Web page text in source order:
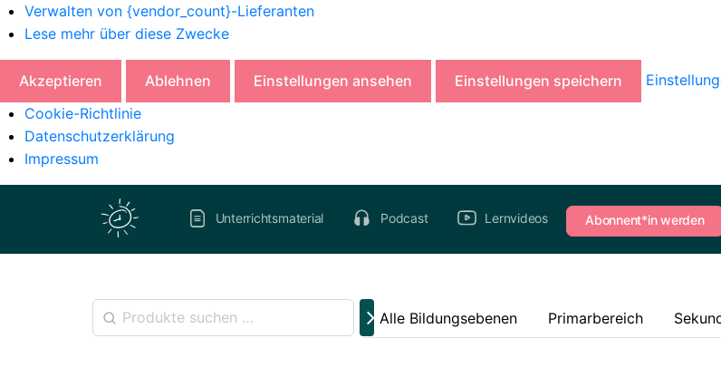
Verwalten von {vendor_count}-Lieferanten
Lese mehr über diese Zwecke
Akzeptieren Ablehnen Einstellungen ansehen Einstellungen speichern
Cookie-Richtlinie
Datenschutzerklärung
Impressum
Unterrichtsmaterial Podcast Lernvideos Abonnent*in werden
Alle Bildungsebenen Primarbereich